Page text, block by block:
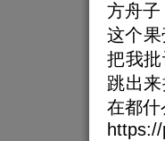
方舟
这个
把我
跳出
在都什